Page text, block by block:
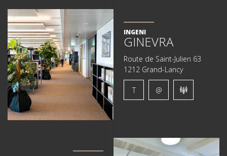
INGENI
GINEVRA
Route de Saint-Julien 63
1212 Grand-Lancy
T @